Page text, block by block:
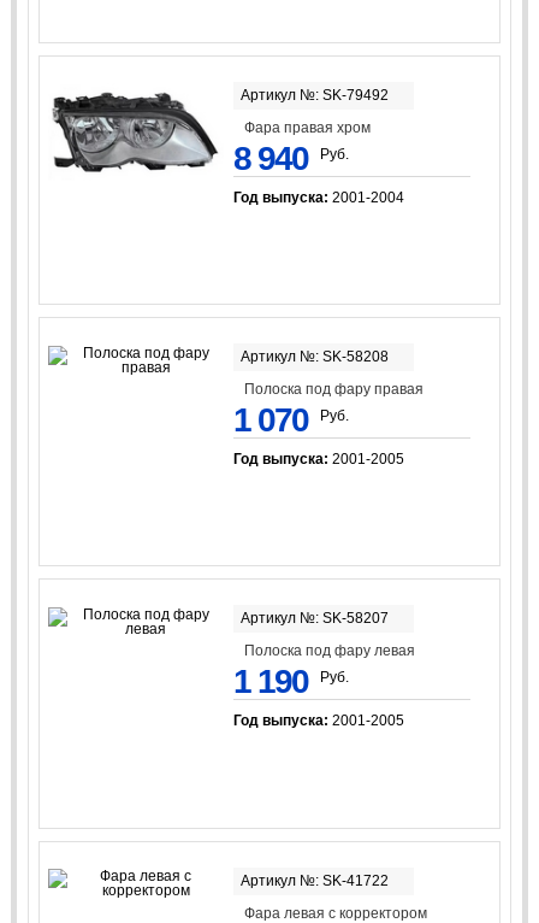
Артикул №: SK-79492
Фара правая хром
8 940 Руб.
Год выпуска: 2001-2004
Артикул №: SK-58208
Полоска под фару правая
1 070 Руб.
Год выпуска: 2001-2005
Артикул №: SK-58207
Полоска под фару левая
1 190 Руб.
Год выпуска: 2001-2005
Артикул №: SK-41722
Фара левая с корректором